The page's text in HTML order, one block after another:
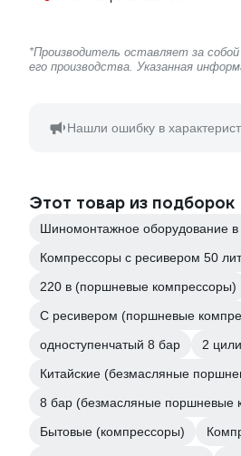
*Производитель оставляет за
его производства. Указанная
Нашли ошибку в
Этот товар из подборок
Шиномонтажное оборудование в
Компрессоры с ресивером 50
220 в (поршневые компрессоры)
С ресивером (поршневые
одноступенчатый 8 бар
2
Китайские (безмасляные
8 бар (безмасляные поршневые
Бытовые (компрессоры)